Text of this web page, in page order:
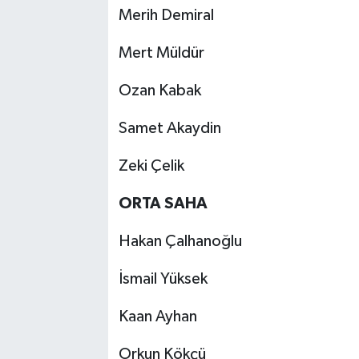
Merih Demiral
Mert Müldür
Ozan Kabak
Samet Akaydin
Zeki Çelik
ORTA SAHA
Hakan Çalhanoğlu
İsmail Yüksek
Kaan Ayhan
Orkun Kökçü